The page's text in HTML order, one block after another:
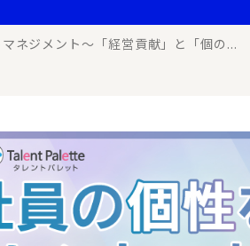
広報・CSR
経営諮問委
ネジメント～「経営貢献」と「個の...